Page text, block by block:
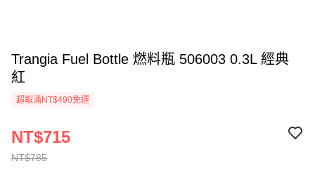
Trangia Fuel Bottle 燃料瓶 506003 0.3L 經典
紅
超取滿NT$490免運
NT$785
NT$715